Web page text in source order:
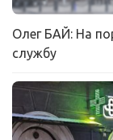
Олег БАЙ: На
службу